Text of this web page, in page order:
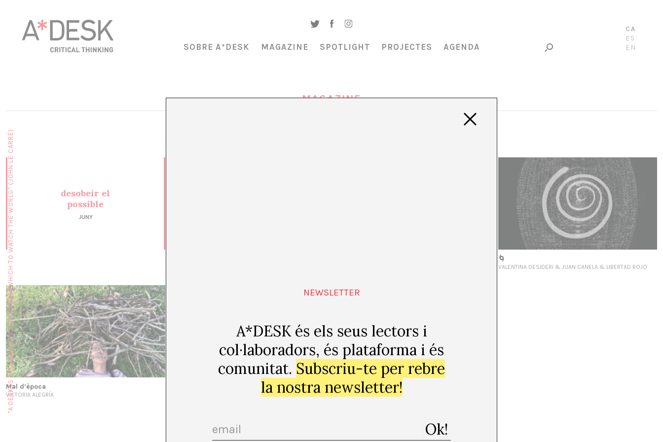
CA
ES
EN
SOBRE A*DESK MAGAZINE SPOTLIGHT PROJECTES AGENDA
MAGAZINE
desobeir el
possible
JUNY
🌀
VALENTINA DESIDERI & JUAN CANELA & LIBERTAD ROJO
Mal d’època
VICTORIA ALEGRÍA
NEWSLETTER
A*DESK és els seus lectors i
col·laboradors, és plataforma i és
comunitat. Subscriu-te per rebre
la nostra newsletter!
"A DESK IS A DANGEROUS PLACE FROM WHICH TO WATCH THE WORLD" (JOHN LE CARRÉ)